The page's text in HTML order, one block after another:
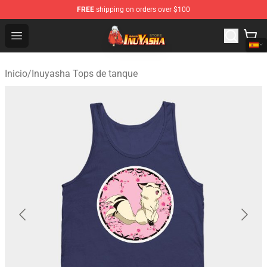
FREE shipping on orders over $100
Open menu
Inuyasha Store - Official Inuyasha Merchandise Shop
Inicio/Inuyasha Tops de tanque